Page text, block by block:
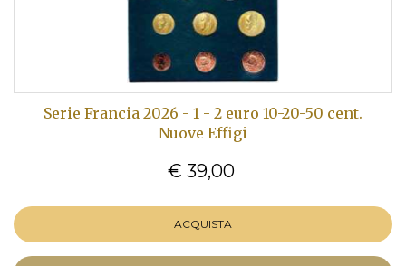
Serie Francia 2026 - 1 - 2 euro 10-20-50 cent.
Nuove Effigi
€ 39,00
ACQUISTA